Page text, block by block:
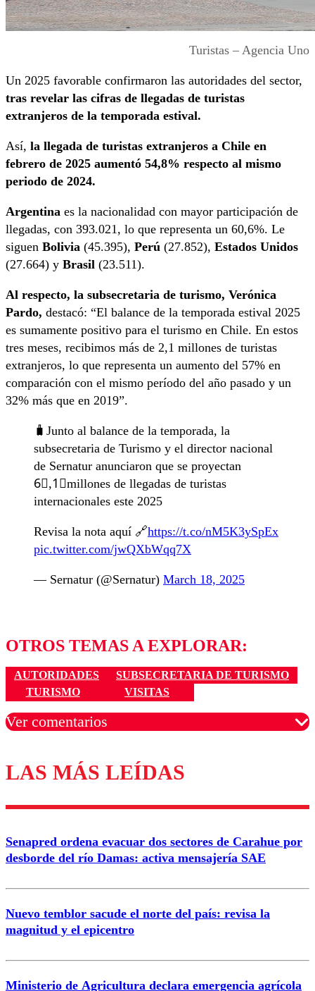
Turistas – Agencia Uno
Un 2025 favorable confirmaron las autoridades del sector,
tras revelar las cifras de llegadas de turistas
extranjeros de la temporada estival.
Así, la llegada de turistas extranjeros a Chile en
febrero de 2025 aumentó 54,8% respecto al mismo
periodo de 2024.
Argentina es la nacionalidad con mayor participación de
llegadas, con 393.021, lo que representa un 60,6%. Le
siguen Bolivia (45.395), Perú (27.852), Estados Unidos
(27.664) y Brasil (23.511).
Al respecto, la subsecretaria de turismo, Verónica
Pardo, destacó: “El balance de la temporada estival 2025
es sumamente positivo para el turismo en Chile. En estos
tres meses, recibimos más de 2,1 millones de turistas
extranjeros, lo que representa un aumento del 57% en
comparación con el mismo período del año pasado y un
32% más que en 2019”.
🧳Junto al balance de la temporada, la
subsecretaria de Turismo y el director nacional
de Sernatur anunciaron que se proyectan
6⃣,1⃣millones de llegadas de turistas
internacionales este 2025
Revisa la nota aquí 🔗https://t.co/nM5K3ySpEx
pic.twitter.com/jwQXbWqq7X
— Sernatur (@Sernatur) March 18, 2025
OTROS TEMAS A EXPLORAR:
AUTORIDADES
SUBSECRETARIA DE TURISMO
TURISMO
VISITAS
Ver comentarios
Los comentarios son moderados para garantizar un
diálogo respetuoso.
Nombre
Correo
LAS MÁS LEÍDAS
Senapred ordena evacuar dos sectores de Carahue por
desborde del río Damas: activa mensajería SAE
Nuevo temblor sacude el norte del país: revisa la
magnitud y el epicentro
Ministerio de Agricultura declara emergencia agrícola